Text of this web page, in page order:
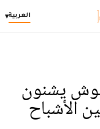
العربية▾
يشنون
الأشباح